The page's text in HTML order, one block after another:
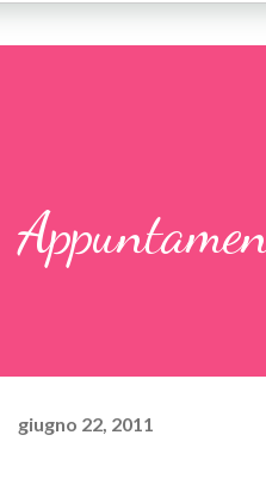
giugno 22, 2011